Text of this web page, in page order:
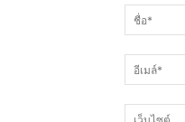
คิด
เห็น